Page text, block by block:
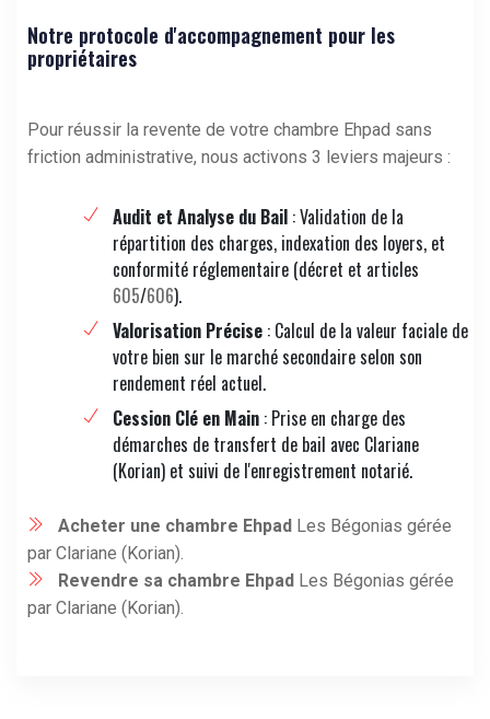
Notre protocole d'accompagnement pour les
propriétaires
Pour réussir la revente de votre chambre Ehpad sans
friction administrative, nous activons 3 leviers majeurs :
Audit et Analyse du Bail : Validation de la
répartition des charges, indexation des loyers, et
conformité réglementaire (décret et articles
605/606).
Valorisation Précise : Calcul de la valeur faciale de
votre bien sur le marché secondaire selon son
rendement réel actuel.
Cession Clé en Main : Prise en charge des
démarches de transfert de bail avec Clariane
(Korian) et suivi de l'enregistrement notarié.
Acheter une chambre Ehpad Les Bégonias gérée
par Clariane (Korian).
Revendre sa chambre Ehpad Les Bégonias gérée
par Clariane (Korian).